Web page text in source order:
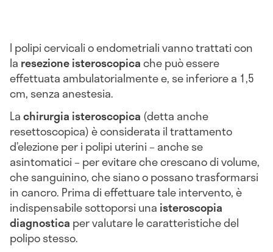
I polipi cervicali o endometriali vanno trattati con
la resezione isteroscopicache può essere
effettuata ambulatorialmente e, se inferiore a 1,5
cm, senza anestesia.
Lachirurgia isteroscopica (detta anche
resettoscopica) è considerata il trattamento
d’elezione per i polipi uterini – anche se
asintomatici – per evitare che crescano di volume,
che sanguinino, che siano o possano trasformarsi
in cancro. Prima di effettuare tale intervento, è
indispensabile sottoporsi una isteroscopia
diagnostica per valutare le caratteristiche del
polipo stesso.